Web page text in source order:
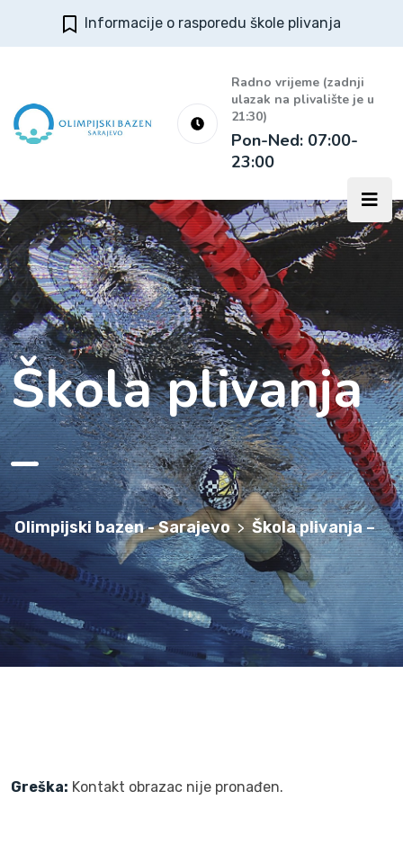
Informacije o rasporedu škole plivanja
Radno vrijeme (zadnji
ulazak na plivalište je u
21:30)
Pon-Ned: 07:00-
23:00
Škola plivanja
–
Olimpijski bazen - Sarajevo > Škola plivanja –
Greška: Kontakt obrazac nije pronađen.